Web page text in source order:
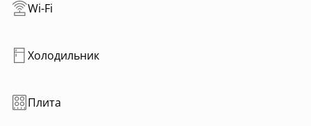
Wi-Fi
Холодильник
Плита